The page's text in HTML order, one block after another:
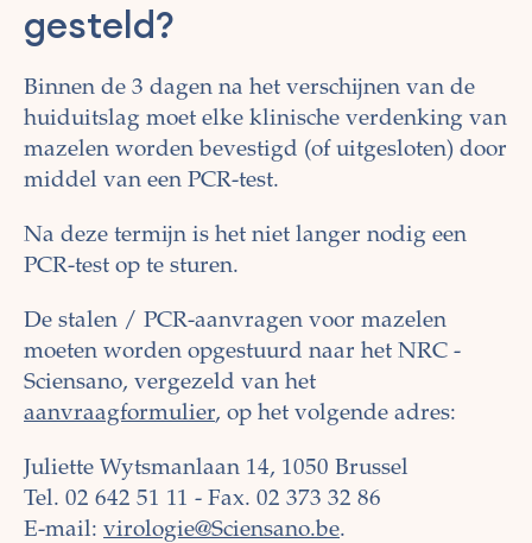
gesteld?
Binnen de 3 dagen na het verschijnen van de
huiduitslag moet elke klinische verdenking van
mazelen worden bevestigd (of uitgesloten) door
middel van een PCR-test.
Na deze termijn is het niet langer nodig een
PCR-test op te sturen.
De stalen / PCR-aanvragen voor mazelen
moeten worden opgestuurd naar het NRC -
Sciensano, vergezeld van het
aanvraagformulier, op het volgende adres:
Juliette Wytsmanlaan 14, 1050 Brussel
Tel. 02 642 51 11 - Fax. 02 373 32 86
E-mail: virologie@Sciensano.be.